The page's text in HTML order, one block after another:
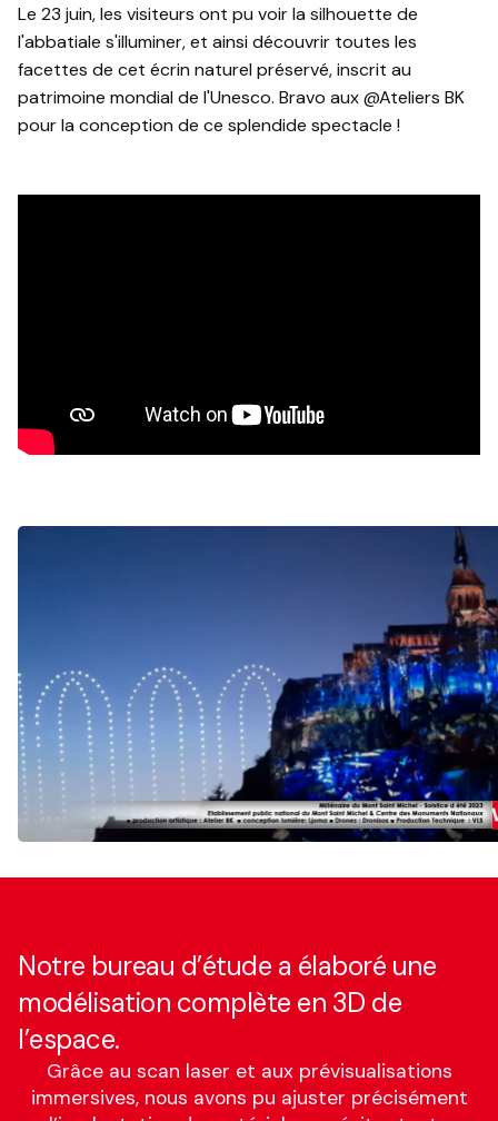
Le 23 juin, les visiteurs ont pu voir la silhouette de
l'abbatiale s'illuminer, et ainsi découvrir toutes les
facettes de cet écrin naturel préservé, inscrit au
patrimoine mondial de l'Unesco. Bravo aux @Ateliers BK
pour la conception de ce splendide spectacle !
Notre bureau d’étude a élaboré une
modélisation complète en 3D de
l’espace.
Grâce au scan laser et aux prévisualisations
immersives, nous avons pu ajuster précisément